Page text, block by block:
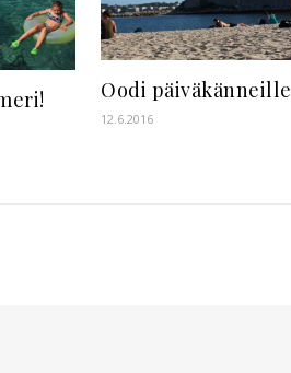
Oodi päiväkänneille
12.6.2016